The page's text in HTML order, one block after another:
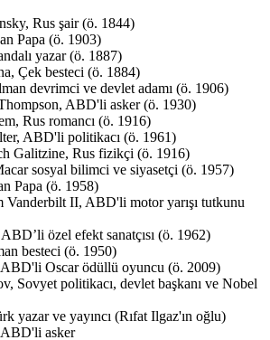
Rus şair (ö. 1844)
Papa (ö. 1903)
yazar (ö. 1887)
Çek besteci (ö. 1884)
devrimci ve devlet adamı (ö. 1906)
ABD'li asker (ö. 1930)
Rus romancı (ö. 1916)
ABD'li politikacı (ö. 1961)
Galitzine, Rus fizikçi (ö. 1916)
sosyal bilimci ve siyasetçi (ö. 1957)
Papa (ö. 1958)
Vanderbilt II, ABD'li motor yarışı tutkunu
özel efekt sanatçısı (ö. 1962)
besteci (ö. 1950)
ABD'li Oscar ödüllü oyuncu (ö. 2009)
Sovyet politikacı, devlet başkanı ve Nobel
yazar ve yayıncı (Rıfat Ilgaz'ın oğlu)
asker